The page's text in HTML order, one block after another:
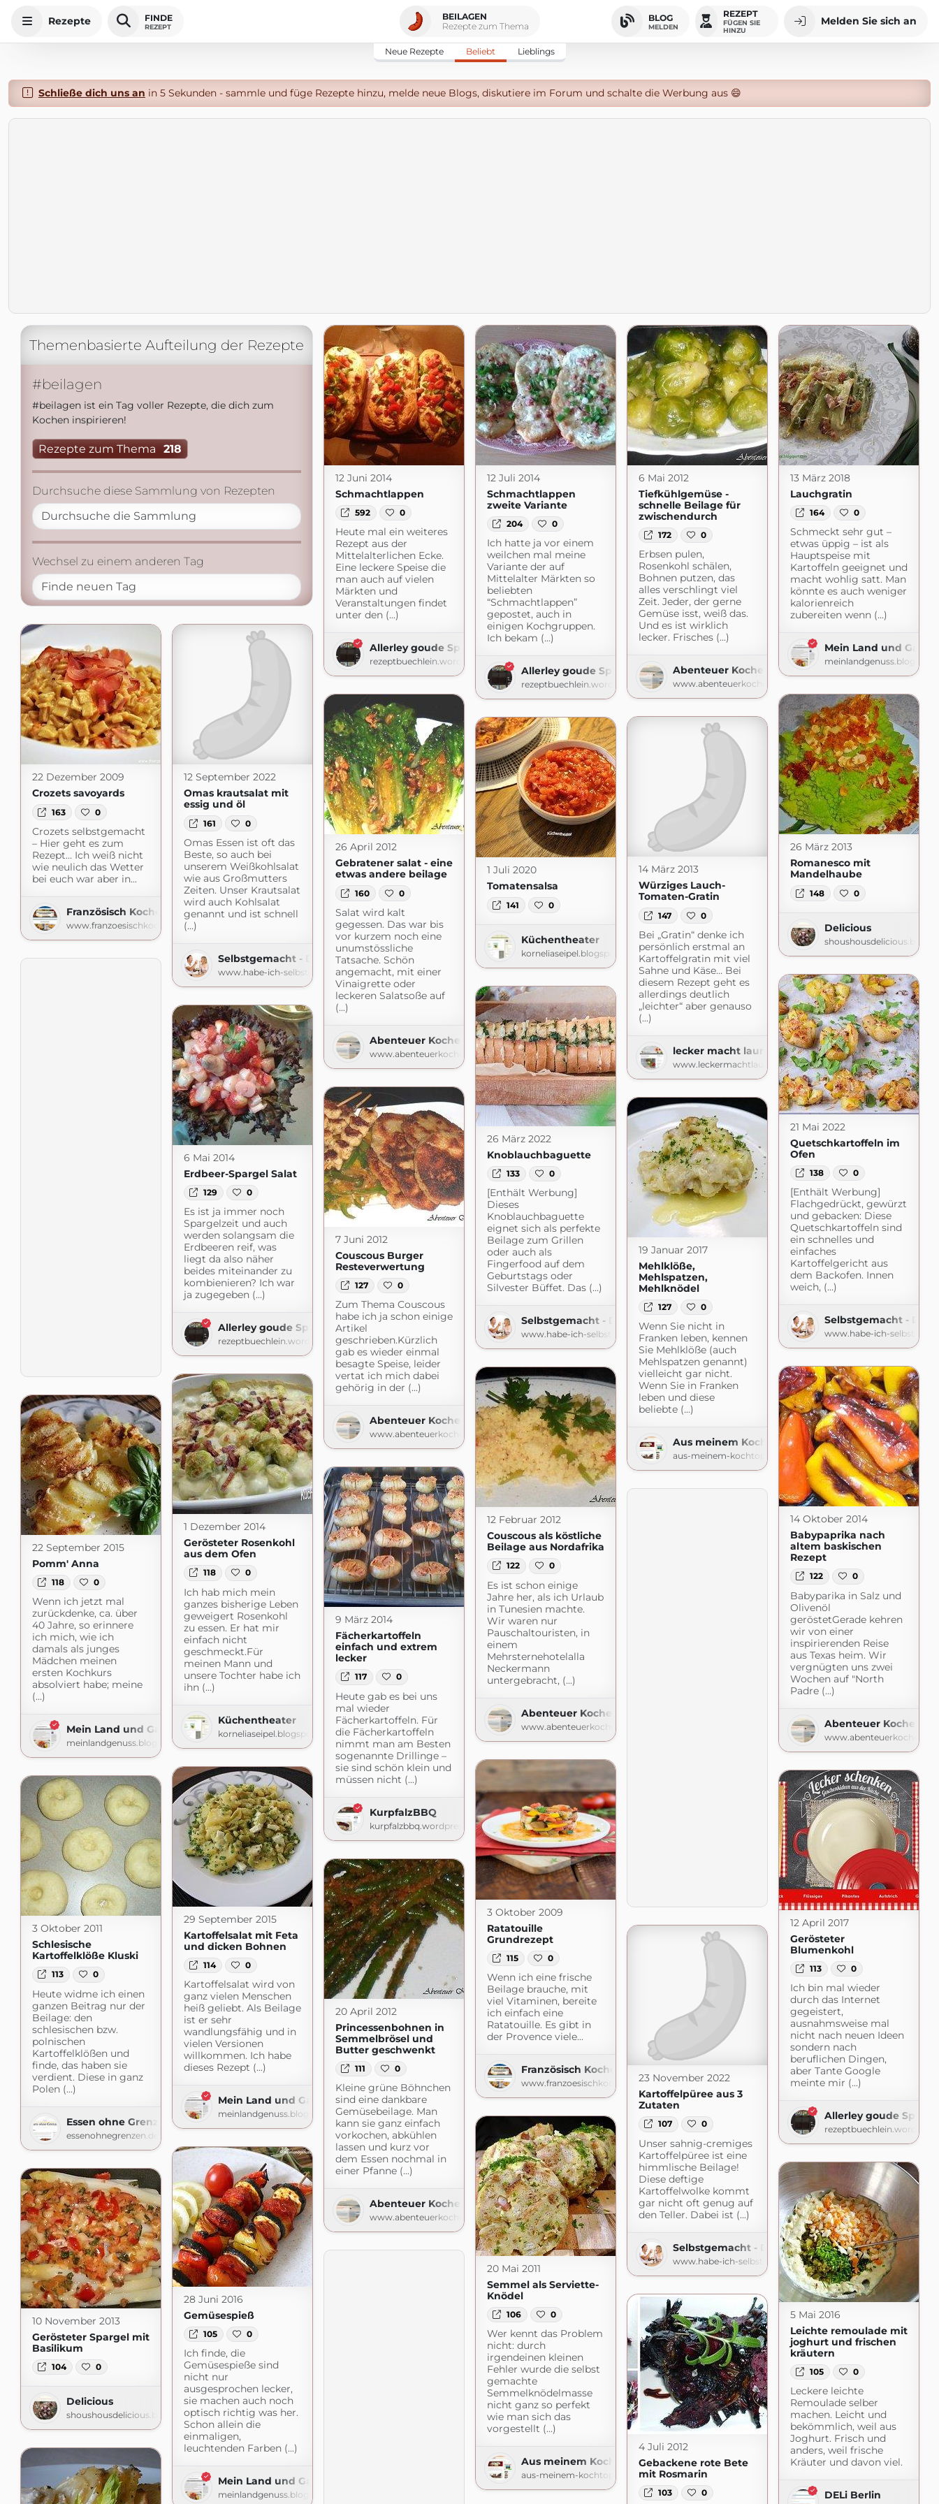
Rezepte FINDE
REZEPT
BEILAGEN
Rezepte zum Thema
BLOG
MELDEN
REZEPT
FÜGEN SIE
HINZU
Melden Sie sich an
Neue Rezepte Beliebt Lieblings
Schließe dich uns an in 5 Sekunden - sammle und füge Rezepte hinzu, melde neue Blogs, diskutiere im Forum und schalte die Werbung aus 😄
Themenbasierte Aufteilung der Rezepte
#beilagen
#beilagen ist ein Tag voller Rezepte, die dich zum
Kochen inspirieren!
Rezepte zum Thema 218
Durchsuche diese Sammlung von Rezepten
Wechsel zu einem anderen Tag
12 Juni 2014
Schmachtlappen
592 0
Heute mal ein weiteres
Rezept aus der
Mittelalterlichen Ecke.
Eine leckere Speise die
man auch auf vielen
Märkten und
Veranstaltungen findet
unter den (...)
Allerley goude Spisen
rezeptbuechlein.wordpress.com
12 Juli 2014
Schmachtlappen
zweite Variante
204 0
Ich hatte ja vor einem
weilchen mal meine
Variante der auf
Mittelalter Märkten so
beliebten
“Schmachtlappen”
gepostet, auch in
einigen Kochgruppen.
Ich bekam (...)
Allerley goude Spisen
rezeptbuechlein.wordpress.com
6 Mai 2012
Tiefkühlgemüse -
schnelle Beilage für
zwischendurch
172 0
Erbsen pulen,
Rosenkohl schälen,
Bohnen putzen, das
alles verschlingt viel
Zeit. Jeder, der gerne
Gemüse isst, weiß das.
Und es ist wirklich
lecker. Frisches (...)
Abenteuer Kochen
www.abenteuerkochen.com
13 März 2018
Lauchgratin
164 0
Schmeckt sehr gut –
etwas üppig – ist als
Hauptspeise mit
Kartoffeln geeignet und
macht wohlig satt. Man
könnte es auch weniger
kalorienreich
zubereiten wenn (...)
Mein Land und
22 Dezember 2009
Crozets savoyards
163 0
Crozets selbstgemacht
– Hier geht es zum
Rezept… Ich weiß nicht
wie neulich das Wetter
bei euch war aber in...
Französisch Kochen by Aurélie Bastian
www.franzoesischkochen.de
12 September 2022
Omas krautsalat mit
essig und öl
161 0
Omas Essen ist oft das
Beste, so auch bei
unserem Weißkohlsalat
wie aus Großmutters
Zeiten. Unser Krautsalat
wird auch Kohlsalat
genannt und ist schnell
(...)
Selbstgemacht - Der Foodblog
www.habe-ich-selbstgemacht.de
26 April 2012
Gebratener salat - eine
etwas andere beilage
160 0
Salat wird kalt
gegessen. Das war bis
vor kurzem noch eine
unumstössliche
Tatsache. Schön
angemacht, mit einer
Vinaigrette oder
leckeren Salatsoße auf
(...)
Abenteuer Kochen
www.abenteuerkochen.com
26 März 2013
Romanesco mit
Mandelhaube
148 0
Delicious
14 März 2013
Würziges Lauch-
Tomaten-Gratin
147 0
Bei „Gratin“ denke ich
persönlich erstmal an
Kartoffelgratin mit viel
Sahne und Käse… Bei
diesem Rezept geht es
allerdings deutlich
„leichter“ aber genauso
(...)
lecker macht laune
www.leckermachtlaune.de
1 Juli 2020
Tomatensalsa
141 0
Küchentheater
korneliaseipel.blogspot.com
21 Mai 2022
Quetschkartoffeln im
Ofen
138 0
[Enthält Werbung]
Flachgedrückt, gewürzt
und gebacken: Diese
Quetschkartoffeln sind
ein schnelles und
einfaches
Kartoffelgericht aus
dem Backofen. Innen
weich, (...)
Selbstgemacht - Der
www.habe-ich-
26 März 2022
Knoblauchbaguette
133 0
[Enthält Werbung]
Dieses
Knoblauchbaguette
eignet sich als perfekte
Beilage zum Grillen
oder auch als
Fingerfood auf dem
Geburtstags oder
Silvester Büffet. Das (...)
Selbstgemacht - Der Foodblog
www.habe-ich-selbstgemacht.de
6 Mai 2014
Erdbeer-Spargel Salat
129 0
Es ist ja immer noch
Spargelzeit und auch
werden solangsam die
Erdbeeren reif, was
liegt da also näher
beides miteinander zu
kombienieren? Ich war
ja zugegeben (...)
Allerley goude Spisen
rezeptbuechlein.wordpress.com
7 Juni 2012
Couscous Burger
Resteverwertung
127 0
Zum Thema Couscous
habe ich ja schon einige
Artikel
geschrieben.Kürzlich
gab es wieder einmal
besagte Speise, leider
vertat ich mich dabei
gehörig in der (...)
Abenteuer Kochen
www.abenteuerkochen.com
19 Januar 2017
Mehlklöße,
Mehlspatzen,
Mehlknödel
127 0
Wenn Sie nicht in
Franken leben, kennen
Sie Mehlklöße (auch
Mehlspatzen genannt)
vielleicht gar nicht.
Wenn Sie in Franken
leben und diese
beliebte (...)
Aus meinem Kochtopf
aus-meinem-kochtopf.de
14 Oktober 2014
Babypaprika nach
altem baskischen
Rezept
122 0
Babyparika in Salz und
Olivenöl
geröstetGerade kehren
wir von einer
inspirierenden Reise
aus Texas heim. Wir
vergnügten uns zwei
Wochen auf "North
Padre (...)
Abenteuer Kochen
12 Februar 2012
Couscous als köstliche
Beilage aus Nordafrika
122 0
Es ist schon einige
Jahre her, als ich Urlaub
in Tunesien machte.
Wir waren nur
Pauschaltouristen, in
einem
Mehrsternehotelalla
Neckermann
untergebracht, (...)
Abenteuer Kochen
www.abenteuerkochen.com
1 Dezember 2014
Gerösteter Rosenkohl
aus dem Ofen
118 0
Ich hab mich mein
ganzes bisherige Leben
geweigert Rosenkohl
zu essen. Er hat mir
einfach nicht
geschmeckt.Für
meinen Mann und
unsere Tochter habe ich
ihn (...)
Küchentheater
korneliaseipel.blogspot.com
22 September 2015
Pomm' Anna
118 0
Wenn ich jetzt mal
zurückdenke, ca. über
40 Jahre, so erinnere
ich mich, wie ich
damals als junges
Mädchen meinen
ersten Kochkurs
absolviert habe; meine
(...)
Mein Land und Gartengenuss
meinlandgenuss.blogspot.com
9 März 2014
Fächerkartoffeln
einfach und extrem
lecker
117 0
Heute gab es bei uns
mal wieder
Fächerkartoffeln. Für
die Fächerkartoffeln
nimmt man am Besten
sogenannte Drillinge –
sie sind schön klein und
müssen nicht (...)
KurpfalzBBQ
kurpfalzbbq.wordpress.com
3 Oktober 2009
Ratatouille
Grundrezept
115 0
Wenn ich eine frische
Beilage brauche, mit
viel Vitaminen, bereite
ich einfach eine
Ratatouille. Es gibt in
der Provence viele...
Französisch Kochen by Aurélie Bastian
www.franzoesischkochen.de
29 September 2015
Kartoffelsalat mit Feta
und dicken Bohnen
114 0
Kartoffelsalat wird von
ganz vielen Menschen
heiß geliebt. Als Beilage
ist er sehr
wandlungsfähig und in
vielen Versionen
willkommen. Ich habe
dieses Rezept (...)
Mein Land und Gartengenuss
meinlandgenuss.blogspot.com
12 April 2017
Gerösteter
Blumenkohl
113 0
Ich bin mal wieder
durch das Internet
gegeistert,
ausnahmsweise mal
nicht nach neuen Ideen
sondern nach
beruflichen Dingen,
aber Tante Google
meinte mir (...)
Allerley goude Spisen
3 Oktober 2011
Schlesische
Kartoffelklöße Kluski
113 0
Heute widme ich einen
ganzen Beitrag nur der
Beilage: den
schlesischen bzw.
polnischen
Kartoffelklößen und
finde, das haben sie
verdient. Diese in ganz
Polen (...)
Essen ohne Grenzen
essenohnegrenzen.de
20 April 2012
Princessenbohnen in
Semmelbrösel und
Butter geschwenkt
111 0
Kleine grüne Böhnchen
sind eine dankbare
Gemüsebeilage. Man
kann sie ganz einfach
vorkochen, abkühlen
lassen und kurz vor
dem Essen nochmal in
einer Pfanne (...)
Abenteuer Kochen
www.abenteuerkochen.com
23 November 2022
Kartoffelpüree aus 3
Zutaten
107 0
Unser sahnig-cremiges
Kartoffelpüree ist eine
himmlische Beilage!
Diese deftige
Kartoffelwolke kommt
gar nicht oft genug auf
den Teller. Dabei ist (...)
Selbstgemacht - Der Foodblog
www.habe-ich-selbstgemacht.de
20 Mai 2011
Semmel als Serviette-
Knödel
106 0
Wer kennt das Problem
nicht: durch
irgendeinen kleinen
Fehler wurde die selbst
gemachte
Semmelknödelmasse
nicht ganz so perfekt
wie man sich das
vorgestellt (...)
Aus meinem Kochtopf
aus-meinem-kochtopf.de
28 Juni 2016
Gemüsespieß
105 0
Ich finde, die
Gemüsespieße sind
nicht nur
ausgesprochen lecker,
sie machen auch noch
optisch richtig was her.
Schon allein die
einmaligen,
leuchtenden Farben (...)
Mein Land und Gartengenuss
meinlandgenuss.blogspot.com
5 Mai 2016
Leichte remoulade mit
joghurt und frischen
kräutern
105 0
Leckere leichte
Remoulade selber
machen. Leicht und
bekömmlich, weil aus
Joghurt. Frisch und
anders, weil frische
Kräuter und davon viel.
DELi Berlin
10 November 2013
Gerösteter Spargel mit
Basilikum
104 0
Delicious
shoushousdelicious.blogspot.com
4 Juli 2012
Gebackene rote Bete
mit Rosmarin
103 0